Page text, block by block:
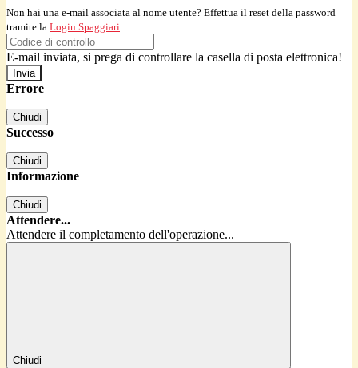
Non hai una e-mail associata al nome utente? Effettua il reset della password
tramite la Login Spaggiari
E-mail inviata, si prega di controllare la casella di posta elettronica!
Errore
Chiudi
Successo
Chiudi
Informazione
Chiudi
Attendere...
Attendere il completamento dell'operazione...
Chiudi